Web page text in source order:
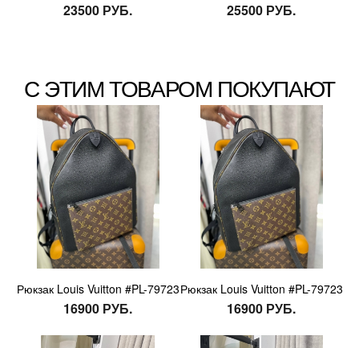
23500 РУБ. 25500 РУБ.
С ЭТИМ ТОВАРОМ ПОКУПАЮТ
Рюкзак Louis Vuitton #PL-79723
16900 РУБ.
Рюкзак Louis Vuitton #PL-79723
16900 РУБ.